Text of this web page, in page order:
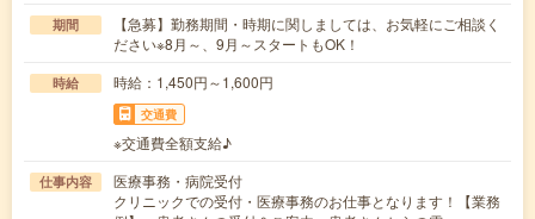
期間
【急募】勤務期間・時期に関しましては、お気軽にご相談く
ださい※8月～、9月～スタートもOK！
時給 時給：1,450円～1,600円
交通費
※交通費全額支給♪
仕事内容
医療事務・病院受付
クリニックでの受付・医療事務のお仕事となります！【業務